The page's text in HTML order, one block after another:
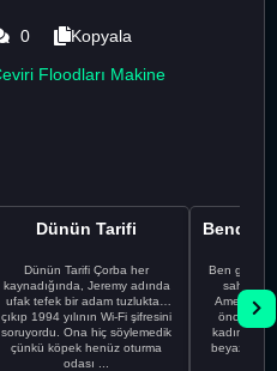
0
Kopyala
Floodları Makine
Dünün Tarifi
Dünün Tarifi Çorba her
kaynadığında, Jeremy adında
ufak tefek bir adam tuzluktan
çıkıp 1994 yılının Wi-Fi şifresini
soruyordu. Ona hiç söylemedik
çünkü köpek henüz oturma
odası ...
Ben gururlu
sahip
önce
kadınla
beyaz